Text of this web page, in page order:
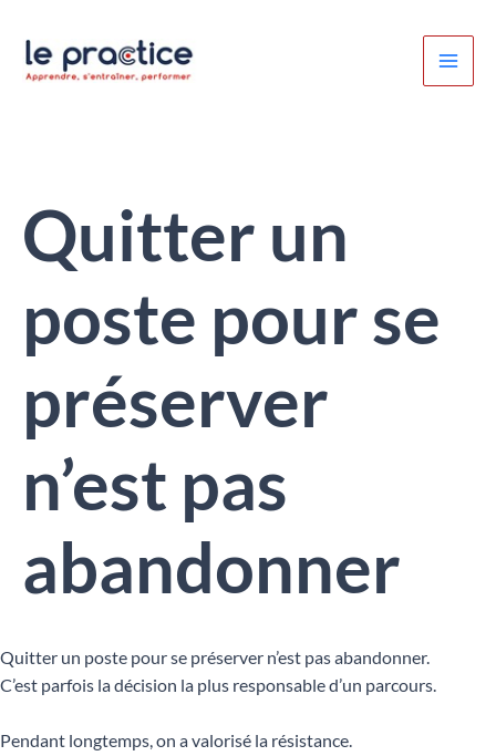
contenu
Quitter un
poste pour se
préserver
n’est pas
abandonner
Quitter un poste pour se préserver n’est pas abandonner.
C’est parfois la décision la plus responsable d’un parcours.
Pendant longtemps, on a valorisé la résistance.